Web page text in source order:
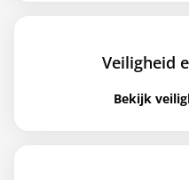
Veiligheid
Bekijk